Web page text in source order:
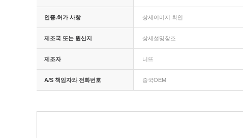
인증.허가 사항 상세이미지 확인
제조국 또는 원산지 상세설명참조
제조자 니뜨
A/S 책임자와 전화번호 중국OEM